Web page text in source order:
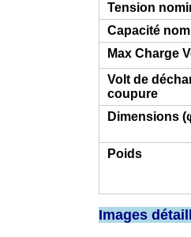
Tension
Capacité
Max Charge
Volt de
coupure
Dimensions
Poids
Images